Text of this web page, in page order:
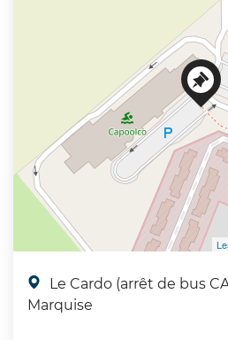
Le Cardo (arrêt de bus
Marquise